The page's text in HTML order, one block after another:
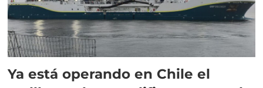
Ya está operando en Chile el